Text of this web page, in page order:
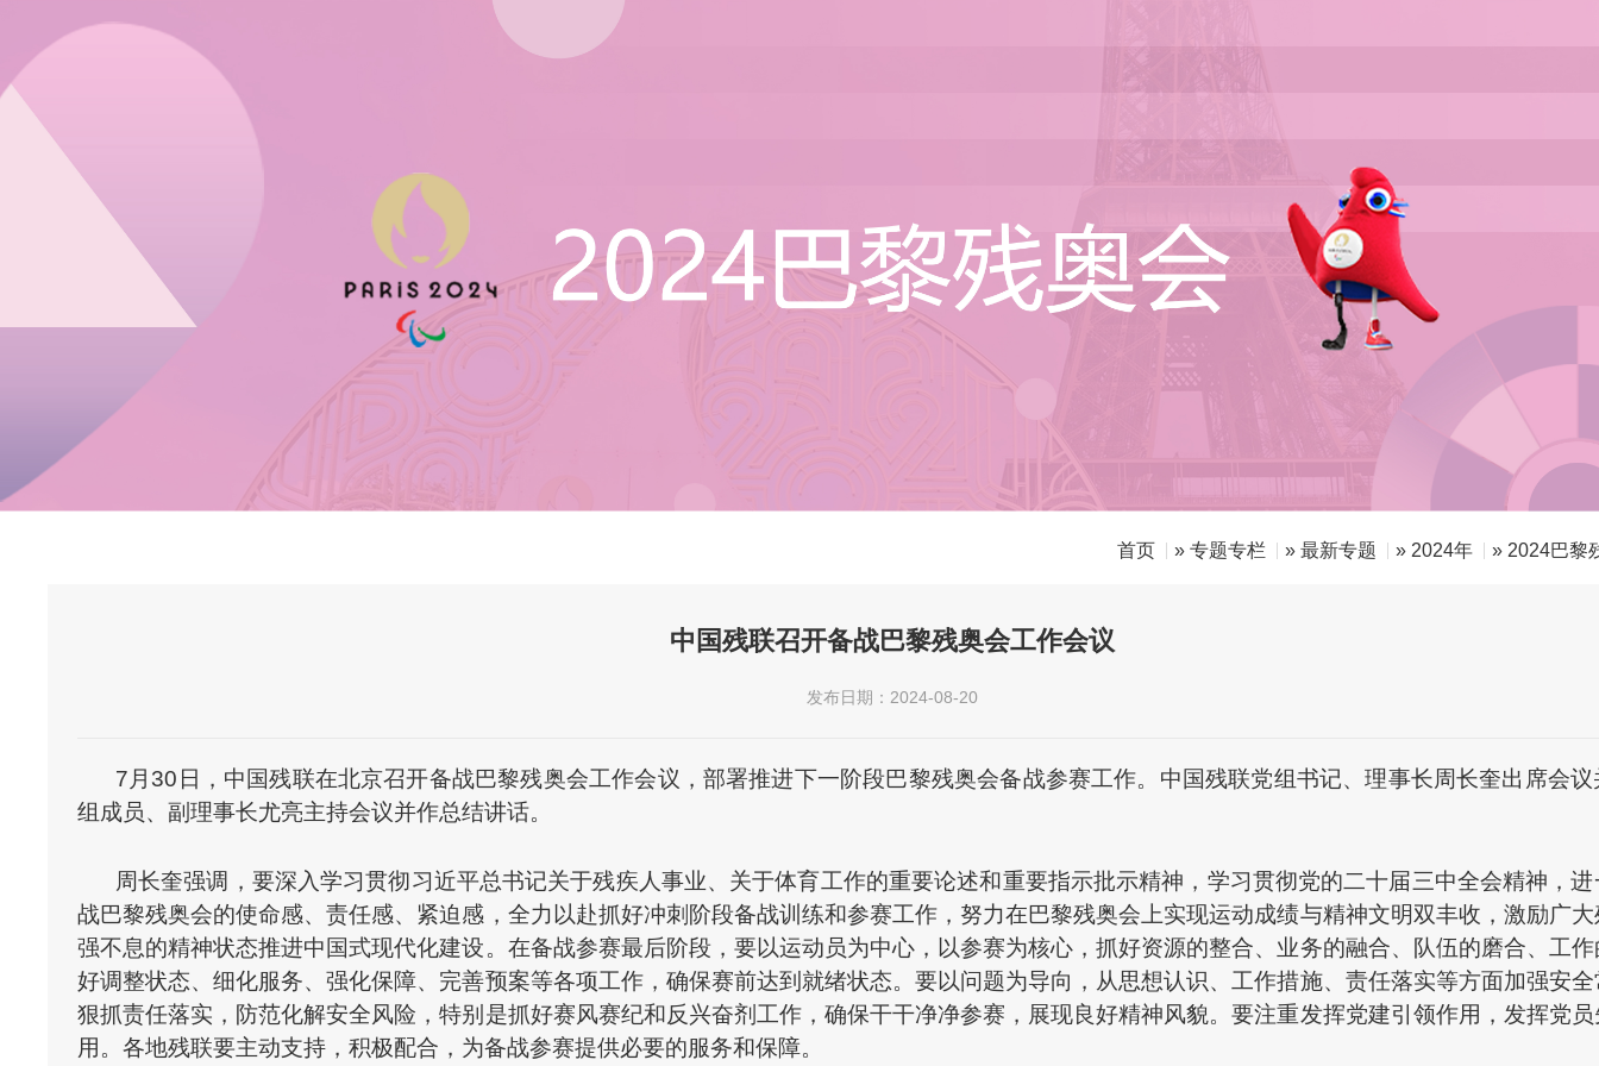
首页 » 专题专栏 » 最新专题 » 2024年 » 2024巴黎
中国残联召开备战巴黎残奥会工作会议
发布日期：2024-08-20
7月30日，中国残联在北京召开备战巴黎残奥会工作会议，部署推进下一阶段巴黎残奥会备战参赛工作。中国残联党组书记、理事长周长奎出席会
组成员、副理事长尤亮主持会议并作总结讲话。
周长奎强调，要深入学习贯彻习近平总书记关于残疾人事业、关于体育工作的重要论述和重要指示批示精神，学习贯彻党的二十届三中全会精神，
战巴黎残奥会的使命感、责任感、紧迫感，全力以赴抓好冲刺阶段备战训练和参赛工作，努力在巴黎残奥会上实现运动成绩与精神文明双丰收，激励广
强不息的精神状态推进中国式现代化建设。在备战参赛最后阶段，要以运动员为中心，以参赛为核心，抓好资源的整合、业务的融合、队伍的磨合、工
好调整状态、细化服务、强化保障、完善预案等各项工作，确保赛前达到就绪状态。要以问题为导向，从思想认识、工作措施、责任落实等方面加强安
狠抓责任落实，防范化解安全风险，特别是抓好赛风赛纪和反兴奋剂工作，确保干干净净参赛，展现良好精神风貌。要注重发挥党建引领作用，发挥党
用。各地残联要主动支持，积极配合，为备战参赛提供必要的服务和保障。